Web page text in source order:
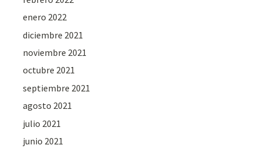
enero 2022
diciembre 2021
noviembre 2021
octubre 2021
septiembre 2021
agosto 2021
julio 2021
junio 2021